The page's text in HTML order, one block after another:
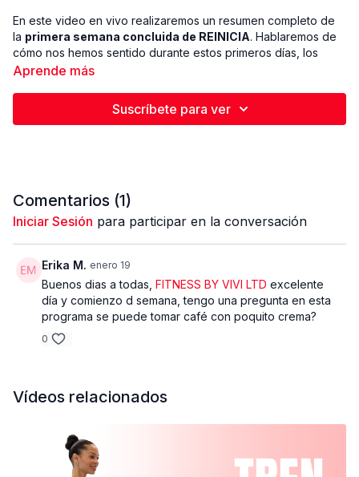
En este video en vivo realizaremos un resumen completo de
la primera semana concluida de REINICIA. Hablaremos de
cómo nos hemos sentido durante estos primeros días, los
avances que ya comienzan a notarse y cómo trabajaremos en
Aprende más
Suscríbete para ver
Comentarios (1)
Iniciar Sesión para participar en la conversación
Erika M. enero 19
Buenos dias a todas, FITNESS BY VIVI LTD excelente
día y comienzo d semana, tengo una pregunta en esta
programa se puede tomar café con poquito crema?
0
Vídeos relacionados